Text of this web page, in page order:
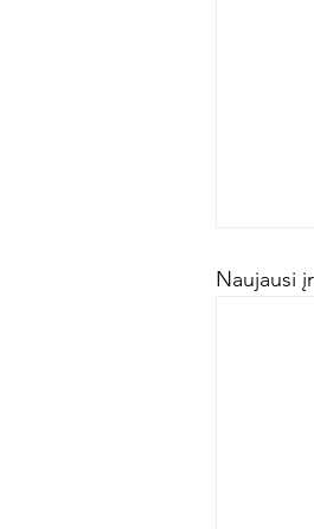
Naujausi